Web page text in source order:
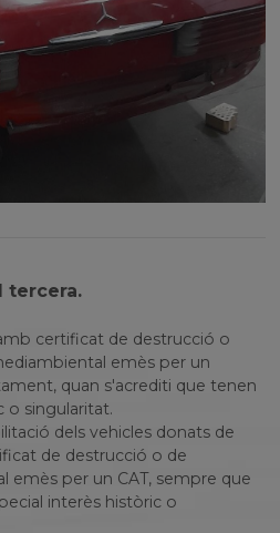
tercera.
certificat de destrucció o
emès per un
quan s'acrediti que tenen
o singularitat.
dels vehicles donats de
de destrucció o de
per un CAT, sempre que
interès històric o